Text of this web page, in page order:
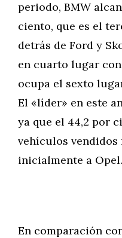
periodo, BMW
ciento, que es el
detrás de Ford y
en cuarto lugar
ocupa el sexto
El «líder» en este
ya que el 44,2 por
vehículos
inicialmente a Opel.
En comparación